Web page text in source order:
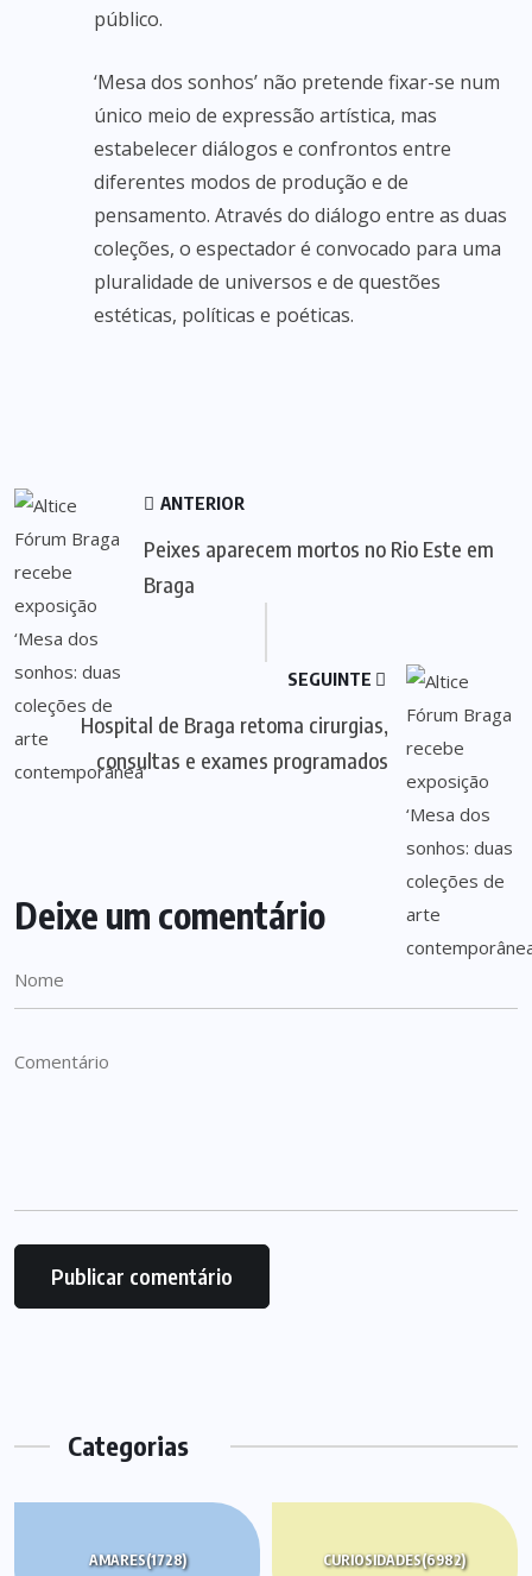
público.
‘Mesa dos sonhos’ não pretende fixar-se num
único meio de expressão artística, mas
estabelecer diálogos e confrontos entre
diferentes modos de produção e de
pensamento. Através do diálogo entre as duas
coleções, o espectador é convocado para uma
pluralidade de universos e de questões
estéticas, políticas e poéticas.
ANTERIOR
Peixes aparecem mortos no Rio Este em
Braga
SEGUINTE
Hospital de Braga retoma cirurgias,
consultas e exames programados
Deixe um comentário
Categorias
AMARES(1728) CURIOSIDADES(6982)